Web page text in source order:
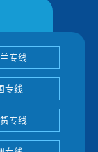
专线
专线
专线